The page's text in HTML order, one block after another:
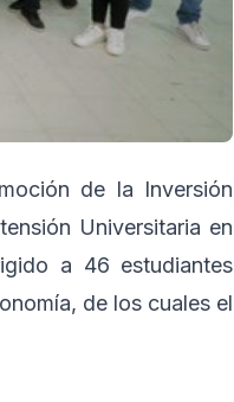
de la Inversión
Universitaria en
a 46 estudiantes
de los cuales el